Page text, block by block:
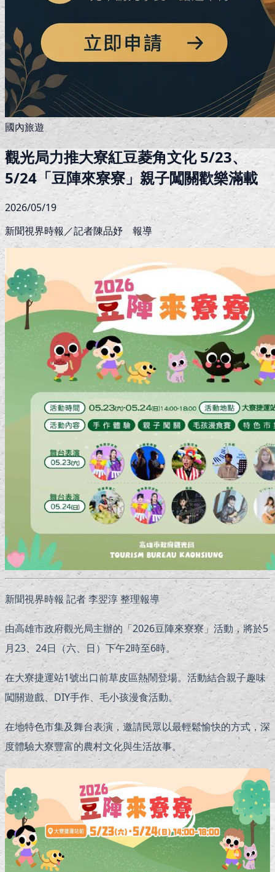
國內旅遊
觀光局力推大寮紅豆菱角文化 5/23、
5/24「豆陣來寮寮」親子闖關歡樂滿載
2026/05/19
新聞視界時報／記者陳品妤 報導
新聞視界時報 記者 李翌淳 整理報導
由高雄市政府觀光局主辦的「2026豆陣來寮寮」活動，將於5
月23、24日（六、日）下午2時至6時。
在大寮捷運站1號出口前草皮區熱鬧登場。活動結合親子趣味
闖關遊戲、DIY手作、毛小孩漫食活動。
在地特色市集及舞台表演，邀請民眾以最輕鬆愉快的方式，深
度體驗大寮豐富的農村文化與生活故事。